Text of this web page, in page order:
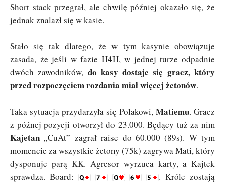
Short stack przegrał, ale chwilę później okazało się, że
jednak znalazł się w kasie.
Stało się tak dlatego, że w tym kasynie obowiązuje
zasada, że jeśli w fazie H4H, w jednej turze odpadnie
dwóch zawodników, do kasy dostaje się gracz, który
przed rozpoczęciem rozdania miał więcej żetonów.
Taka sytuacja przydarzyła się Polakowi, Matiemu. Gracz
z późnej pozycji otworzył do 23.000. Będący tuż za nim
Kajetan „CuAt” zagrał raise do 60.000 (89s). W tym
momencie za wszystkie żetony (75k) zagrywa Mati, który
dysponuje parą KK. Agresor wyrzuca karty, a Kajtek
sprawdza. Board:
. Króle zostają